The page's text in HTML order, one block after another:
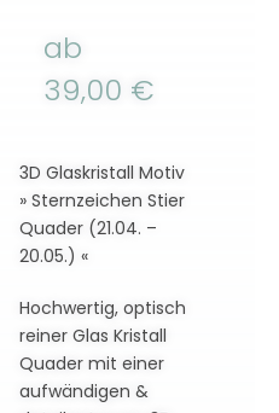
ab
39,00 €
3D Glaskristall Motiv
» Sternzeichen Stier
Quader (21.04. –
20.05.) «
Hochwertig, optisch
reiner Glas Kristall
Quader mit einer
aufwändigen &